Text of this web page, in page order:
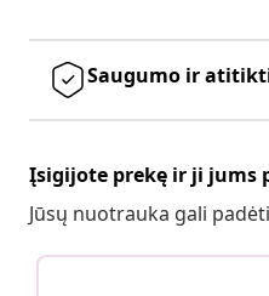
Saugumo ir
Įsigijote prekę ir ji jums
Jūsų nuotrauka gali